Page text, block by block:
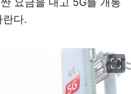
란다.